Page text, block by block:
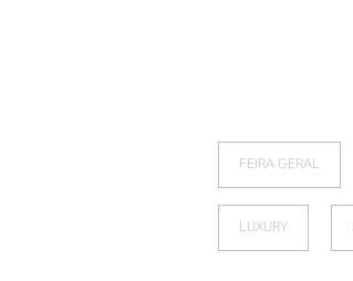
FEIRA GERAL
LUXURY